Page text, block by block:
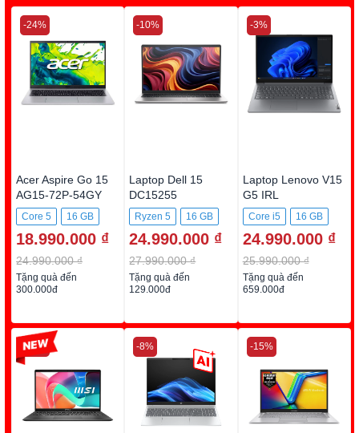
Acer Aspire Go 15
AG15-72P-54GY
Core 5
16 GB
512GB SSD
18.990.000 ₫
24.990.000 ₫
-24%
Tặng quà đến
300.000đ
Laptop Dell 15
DC15255
DC5R5973W1
Ryzen 5
16 GB
512GB SSD
24.990.000 ₫
27.990.000 ₫
-10%
Tặng quà đến
129.000đ
Laptop Lenovo V15
G5 IRL
83HF00BYVN
Core i5
16 GB
512GB SSD
24.990.000 ₫
25.990.000 ₫
-3%
Tặng quà đến
659.000đ
-22% -8% -15%